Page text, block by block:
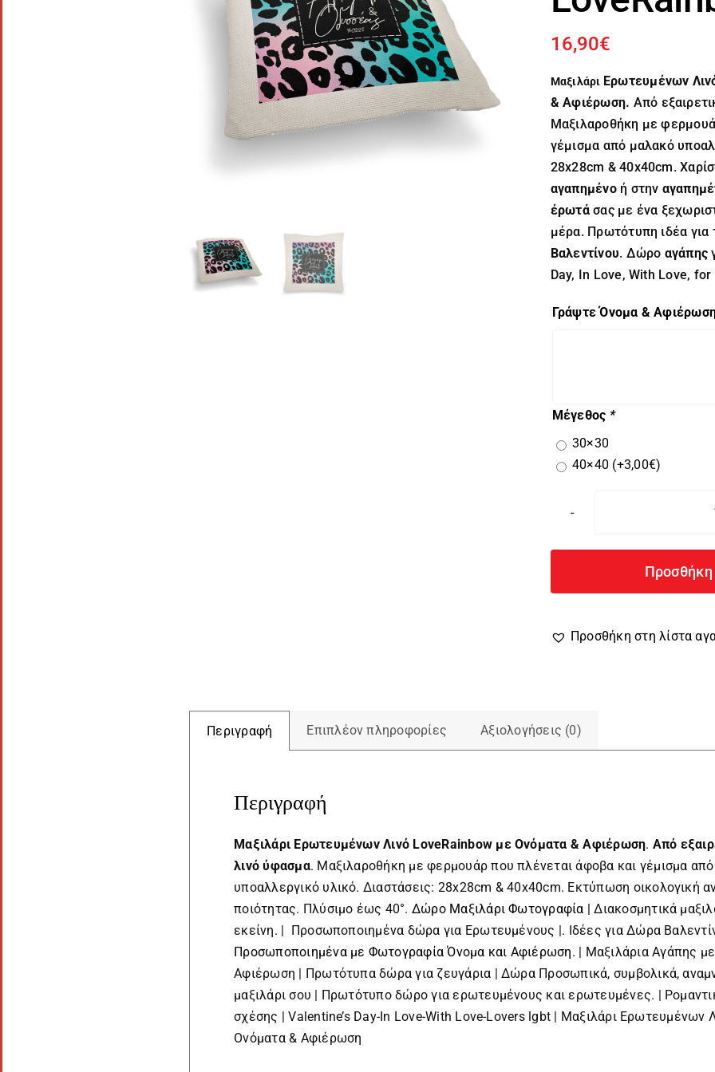
16,90€
Μαξιλάρι Ερωτευμένων
& Αφιέρωση. Από
Μαξιλαροθήκη με
γέμισμα από μαλακό
28x28cm & 40x40cm.
αγαπημένοή στην
έρωτάσας με ένα
μέρα. Πρωτότυπη ιδέα για
Βαλεντίνου. Δώρο αγάπης
Day, In Love, With Love,
Γράψτε Όνομα &
Μέγεθος *
30×30
40×40 (+3,00€)
Προσθήκη
Προσθήκη στη λίστα
Περιγραφή Επιπλέον πληροφορίες Αξιολογήσεις (0)
Περιγραφή
Μαξιλάρι ΕρωτευμένωνΛινό LoveRainbow με Ονόματα & Αφιέρωση. Από
λινό ύφασμα. Μαξιλαροθήκη με φερμουάρ που πλένεται άφοβα και γέμισμα
υποαλλεργικό υλικό. Διαστάσεις: 28x28cm & 40x40cm. Εκτύπωση οικολογική
ποιότητας. Πλύσιμο έως 40°. Δώρο Μαξιλάρι Φωτογραφία | Διακοσμητικά
εκείνη. | Προσωποποιημένα δώρα για Ερωτευμένους |. Ιδέες για Δώρα
Προσωποποιημένα με Φωτογραφία Όνομα και Αφιέρωση. | Μαξιλάρια Αγάπης
Αφιέρωση | Πρωτότυπα δώρα για ζευγάρια | Δώρα Προσωπικά, συμβολικά,
μαξιλάρι σου | Πρωτότυπο δώρο για ερωτευμένους και ερωτευμένες. |
σχέσης | Valentine’s Day-In Love-With Love-Lovers lgbt | Μαξιλάρι Ερωτευμένων
Ονόματα & Αφιέρωση